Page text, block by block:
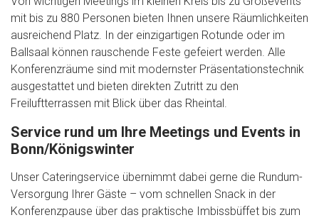
mit bis zu 880 Personen bieten Ihnen unsere Räumlichkeiten
ausreichend Platz. In der einzigartigen Rotunde oder im
Ballsaal können rauschende Feste gefeiert werden. Alle
Konferenzräume sind mit modernster Präsentationstechnik
ausgestattet und bieten direkten Zutritt zu den
Freiluftterrassen mit Blick über das Rheintal.
Service rund um Ihre Meetings und Events in
Bonn/Königswinter
Unser Cateringservice übernimmt dabei gerne die Rundum-
Versorgung Ihrer Gäste – vom schnellen Snack in der
Konferenzpause über das praktische Imbissbüffet bis zum